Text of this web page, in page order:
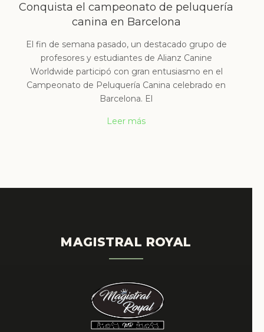
Conquista el campeonato de peluquería
canina en Barcelona
El fin de semana pasado, un destacado grupo de
profesores y estudiantes de Alianz Canine
Worldwide participó con gran entusiasmo en el
Campeonato de Peluquería Canina celebrado en
Barcelona. El
Leer más
MAGISTRAL ROYAL